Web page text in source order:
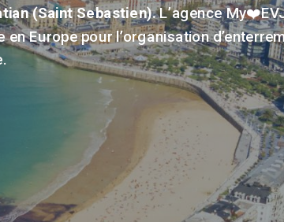
(Saint Sebastien).L’agence
en Europe pour l’organisation